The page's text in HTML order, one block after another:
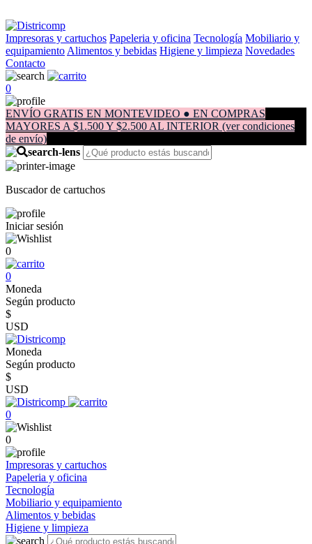
Impresoras y cartuchos Papeleria y oficina Tecnología Mobiliario y
equipamiento Alimentos y bebidas Higiene y limpieza Novedades
Contacto
0
ENVÍO GRATIS EN MONTEVIDEO ● EN COMPRAS
MAYORES A $1.500 Y $2.500 AL INTERIOR (ver condiciones
de envío)
Buscador de cartuchos
Iniciar sesión
0
0
Moneda
Según producto
$
USD
Moneda
Según producto
$
USD
0
0
Impresoras y cartuchos
Papeleria y oficina
Tecnología
Mobiliario y equipamiento
Alimentos y bebidas
Higiene y limpieza